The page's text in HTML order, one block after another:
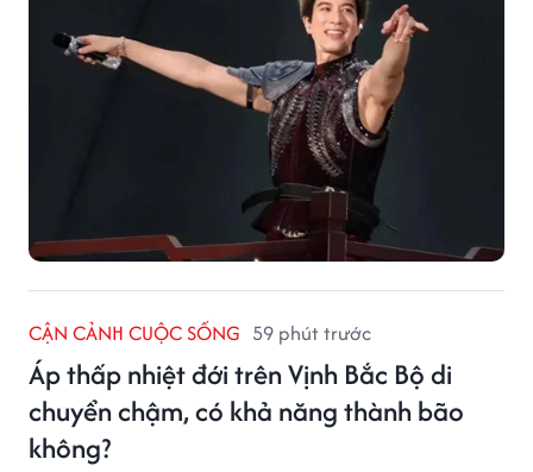
CẬN CẢNH CUỘC SỐNG 59 phút trước
Áp thấp nhiệt đới trên Vịnh Bắc Bộ di
chuyển chậm, có khả năng thành bão
không?